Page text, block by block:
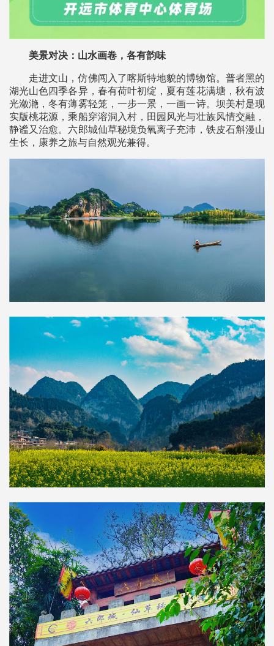
美景对决：山水画卷，各有韵味
走进文山，仿佛闯入了喀斯特地貌的博物馆。普者黑的
湖光山色四季各异，春有荷叶初绽，夏有莲花满塘，秋有波
光潋滟，冬有薄雾轻笼，一步一景，一画一诗。坝美村是现
实版桃花源，乘船穿溶洞入村，田园风光与壮族风情交融，
静谧又治愈。六郎城仙草秘境负氧离子充沛，铁皮石斛漫山
生长，康养之旅与自然观光兼得。